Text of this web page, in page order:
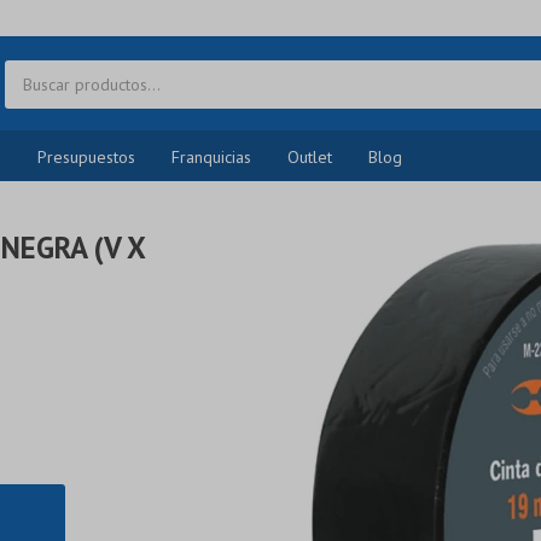
Presupuestos Franquicias Outlet Blog
(V X